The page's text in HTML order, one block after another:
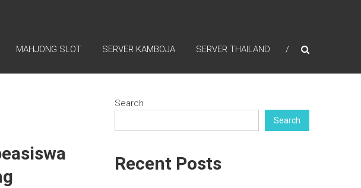
MAHJONG SLOT SERVER KAMBOJA SERVER THAILAND
Search
Search
Recent Posts